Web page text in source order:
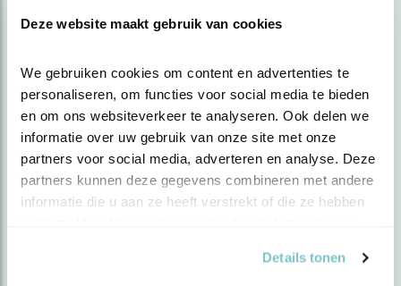
Deze website maakt gebruik van cookies
We gebruiken cookies om content en advertenties te
personaliseren, om functies voor social media te bieden
en om ons websiteverkeer te analyseren. Ook delen we
informatie over uw gebruik van onze site met onze
partners voor social media, adverteren en analyse. Deze
partners kunnen deze gegevens combineren met andere
informatie die u aan ze heeft verstrekt of die ze hebben
Details tonen